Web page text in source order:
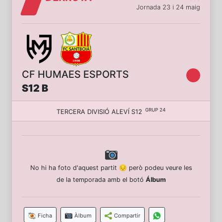
Jornada 23 i 24 maig
CF HUMAES ESPORTS
S12 B
TERCERA DIVISIÓ ALEVÍ S12 GRUP 24
No hi ha foto d'aquest partit 😔 però podeu veure les
de la temporada amb el botó Álbum
Ficha Àlbum Compartir